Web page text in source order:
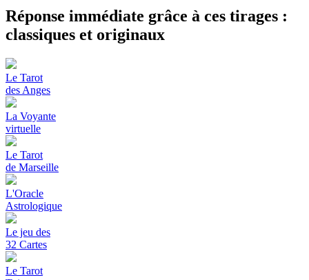
Réponse immédiate grâce à ces tirages :
classiques et originaux
Le Tarot
des Anges
La Voyante
virtuelle
Le Tarot
de Marseille
L'Oracle
Astrologique
Le jeu des
32 Cartes
Le Tarot